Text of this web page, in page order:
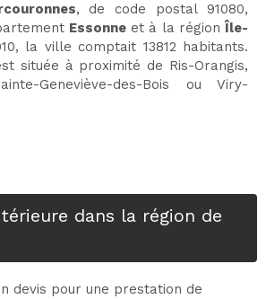
, de code postal 91080,
Essonneet à la régionÎle-
la ville comptait 13812 habitants.
située à proximité de Ris-Orangis,
Geneviève-des-Bois ou Viry-
dans la région de
devis pour une prestation de